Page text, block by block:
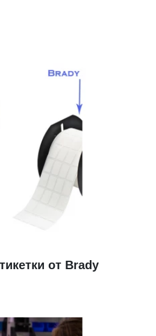
от Brady